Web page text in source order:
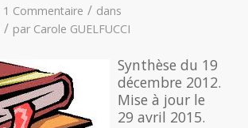
1 Commentaire / dans
/ par Carole GUELFUCCI
Synthèse du 19
décembre 2012.
Mise à jour le
29 avril 2015.